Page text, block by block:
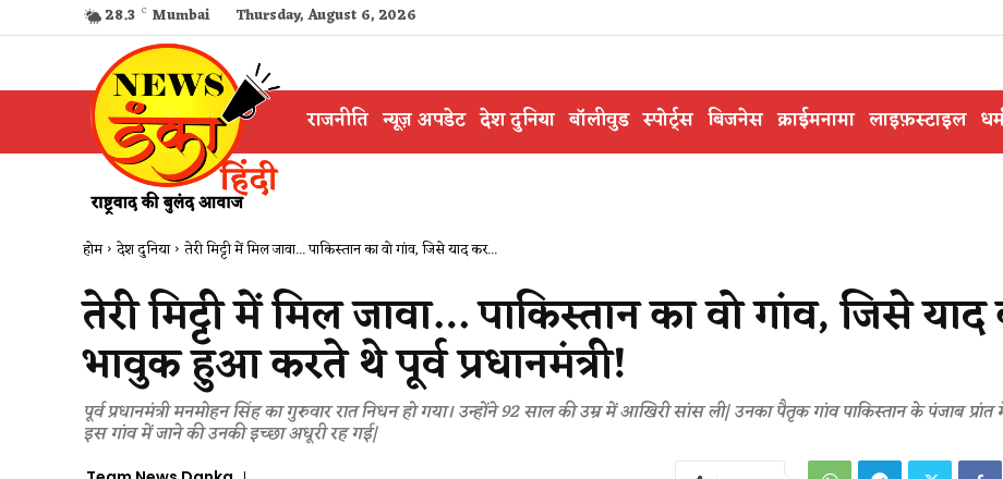
28.3 C Mumbai Thursday, August 6, 2026
राजनीति न्यूज़ अपडेट देश दुनिया बॉलीवुड स्पोर्ट्स बिजनेस क्राईमनामा लाइफ़स्टाइल
होम देश दुनिया तेरी मिट्टी में मिल जावा... पाकिस्तान का वो गांव, जिसे याद कर...
तेरी मिट्टी में मिल जावा… पाकिस्तान का वो गांव, जिसे
भावुक हुआ करते थे पूर्व प्रधानमंत्री!
पूर्व प्रधानमंत्री मनमोहन सिंह का गुरुवार रात निधन हो गया। उन्होंने 92 साल की उम्र में आखिरी सांस ली| उनका पैतृक गांव पाकिस्तान के पंजाब प्रांत
इस गांव में जाने की उनकी इच्छा अधूरी रह गई|